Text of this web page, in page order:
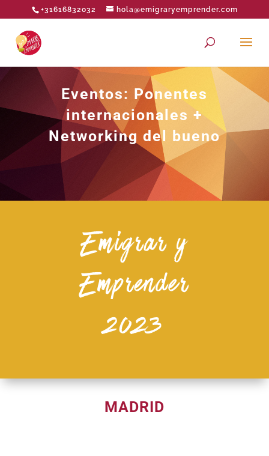
+31616832032 hola@emigraryemprender.com
Eventos: Ponentes
internacionales +
Networking del bueno
Emigrar y
Emprender
2023
MADRID